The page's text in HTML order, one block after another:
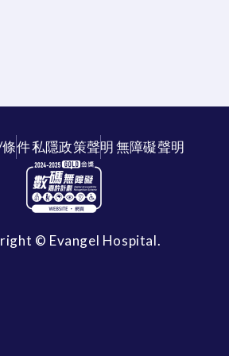
件私隱政策聲明無障礙聲明
© Evangel Hospital.